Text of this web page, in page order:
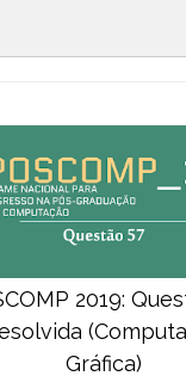
2019:
Gráfica)